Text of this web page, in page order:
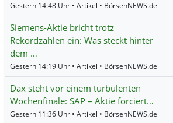
Gestern 14:48 Uhr • Artikel • BörsenNEWS.de
Siemens-Aktie bricht trotz
Rekordzahlen ein: Was steckt hinter
dem …
Gestern 14:19 Uhr • Artikel • BörsenNEWS.de
Dax steht vor einem turbulenten
Wochenfinale: SAP – Aktie forciert…
Gestern 11:36 Uhr • Artikel • BörsenNEWS.de